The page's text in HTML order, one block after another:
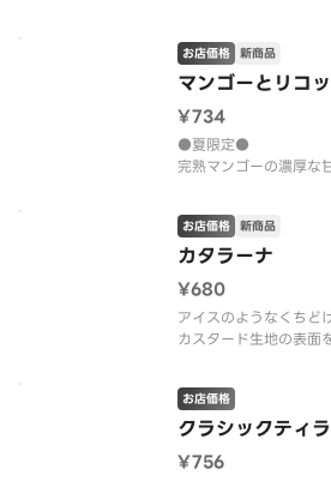
・クラシックティラミス
・トルタカプレーゼ
・レアチーズケーキ～
・カヌレ
・マンゴーとリコッタ
・マカロン
マンゴーとリコ
お店価格 新商品
¥734
●夏限定●
完熟マンゴーの濃厚な
カタラーナ
お店価格 新商品
¥680
アイスのようなくちど
カスタード生地の表面
けします。
クラシックティ
お店価格
¥756